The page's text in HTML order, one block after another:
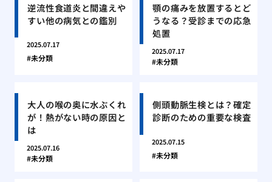
逆流性食道炎と間違えや
すい他の病気との鑑別
2025.07.17
未分類
顎の痛みを放置するとど
うなる？受診までの応急
処置
2025.07.17
未分類
大人の喉の奥に水ぶくれ
が！熱がない時の原因と
は
2025.07.16
未分類
側頭動脈生検とは？確定
診断のための重要な検査
2025.07.15
未分類